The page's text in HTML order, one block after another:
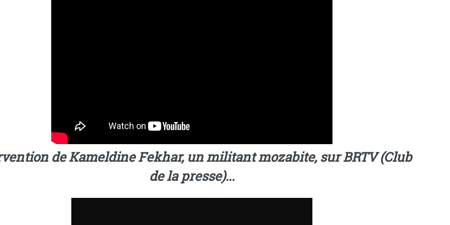
de Kameldine Fekhar, un militant mozabite, sur BRTV (Club
de la presse)...